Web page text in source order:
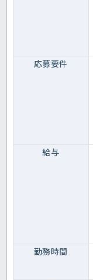
応募要件
給与
勤務時間